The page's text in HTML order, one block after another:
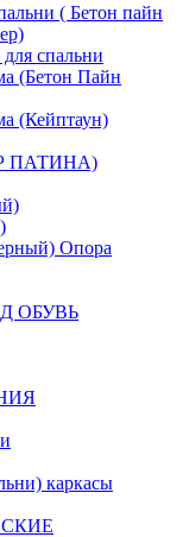
( Бетон пайн
спальни
(Бетон Пайн
(Кейптаун)
ПАТИНА)
Опора
ОБУВЬ
каркасы